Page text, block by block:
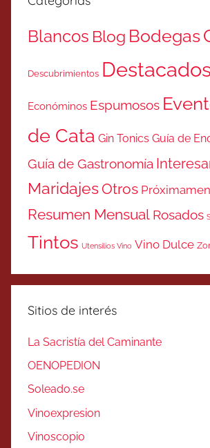
Blancos Blog Bodegas
Descubrimientos Destacados
Económinos Espumosos
de Cata Gin Tonics Guía de
Guía de Gastronomía
MaridajesOtros
Resumen Mensual Rosados
Tintos Utensilios Vino Vino Dulce
Sitios de interés
La Sacristía del Caminante
OENOPEDION
Soleado.se
Vinoexpresion
Vinoscopio